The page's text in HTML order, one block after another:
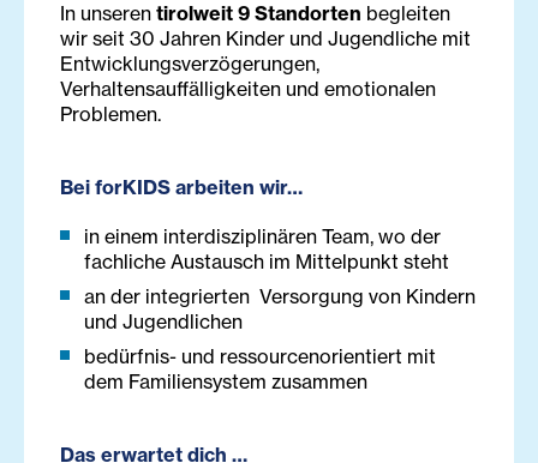
In unseren tirolweit 9 Standorten begleiten
wir seit 30 Jahren Kinder und Jugendliche mit
Entwicklungsverzögerungen,
Verhaltensauffälligkeiten und emotionalen
Problemen.
Bei forKIDS arbeiten wir…
in einem interdisziplinären Team, wo der
fachliche Austausch im Mittelpunkt steht
an der integrierten Versorgung von Kindern
und Jugendlichen
bedürfnis- und ressourcenorientiert mit
dem Familiensystem zusammen
Das erwartet dich …